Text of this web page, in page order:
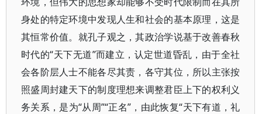
身处的特定环境中发现人生和社会的基本原理，这是
其恒常价值。就孔子观之，其政治学说基于改善春秋
时代的“天下无道”而建立，认定世道昏乱，由于全社
会各阶层人士不能各尽其责，各守其位，所以主张按
照盛周封建天下的制度理想来调整君臣上下的权利义
务关系，是为“从周”“正名”，由此恢复“天下有道，礼